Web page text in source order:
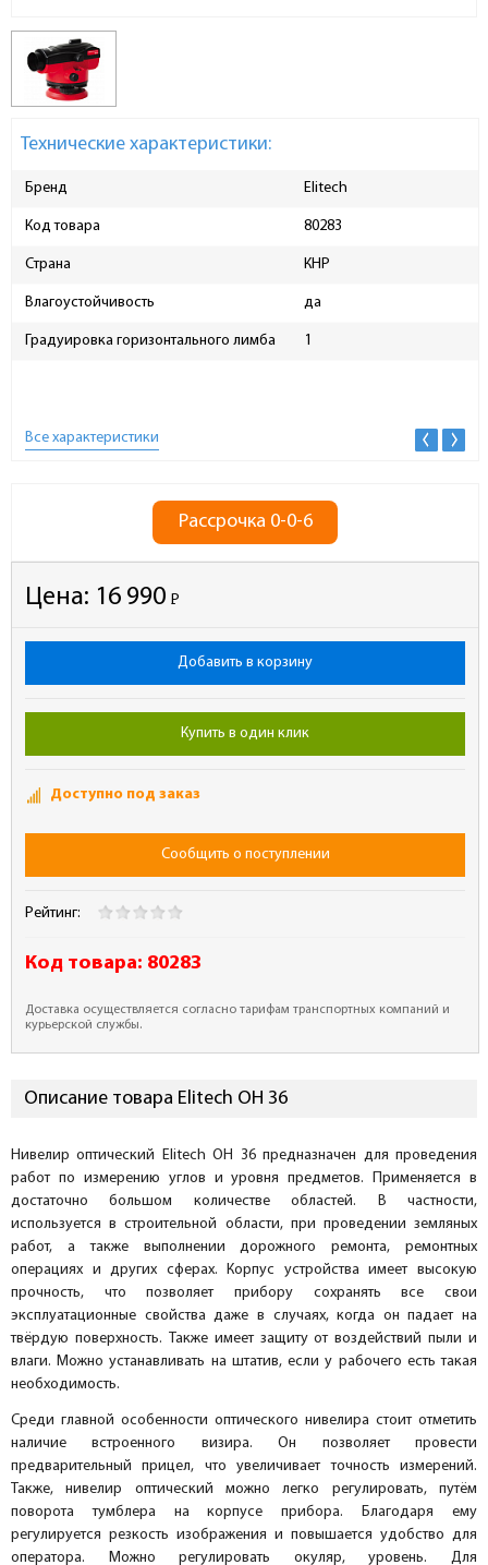
Технические характеристики:
Бренд Elitech
Код товара 80283
Страна КНР
Влагоустойчивость да
Градуировка горизонтального лимба 1
Все характеристики
Рассрочка 0-0-6
Цена: 16 990 Р
-
Добавить в корзину
Купить в один клик
Доступно под заказ
Сообщить о поступлении
Рейтинг:
Код товара: 80283
Доставка осуществляется согласно тарифам транспортных компаний и
курьерской службы.
Описание товара Elitech ОН 36
Нивелир оптический Elitech ОН 36 предназначен для проведения
работ по измерению углов и уровня предметов. Применяется в
достаточно большом количестве областей. В частности,
используется в строительной области, при проведении земляных
работ, а также выполнении дорожного ремонта, ремонтных
операциях и других сферах. Корпус устройства имеет высокую
прочность, что позволяет прибору сохранять все свои
эксплуатационные свойства даже в случаях, когда он падает на
твёрдую поверхность. Также имеет защиту от воздействий пыли и
влаги. Можно устанавливать на штатив, если у рабочего есть такая
необходимость.
Среди главной особенности оптического нивелира стоит отметить
наличие встроенного визира. Он позволяет провести
предварительный прицел, что увеличивает точность измерений.
Также, нивелир оптический можно легко регулировать, путём
поворота тумблера на корпусе прибора. Благодаря ему
регулируется резкость изображения и повышается удобство для
оператора. Можно регулировать окуляр, уровень. Для